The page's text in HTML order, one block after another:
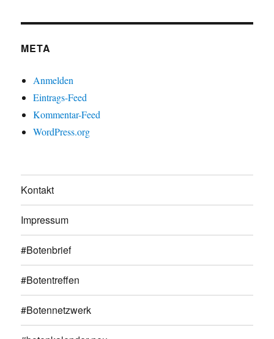
META
Anmelden
Eintrags-Feed
Kommentar-Feed
WordPress.org
Kontakt
Impressum
#Botenbrief
#Botentreffen
#Botennetzwerk